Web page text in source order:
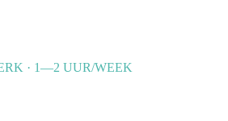
· 1—2 UUR/WEEK